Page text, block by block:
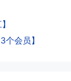
通是按
张卡。
张卡的
身份证
以网上
会员】